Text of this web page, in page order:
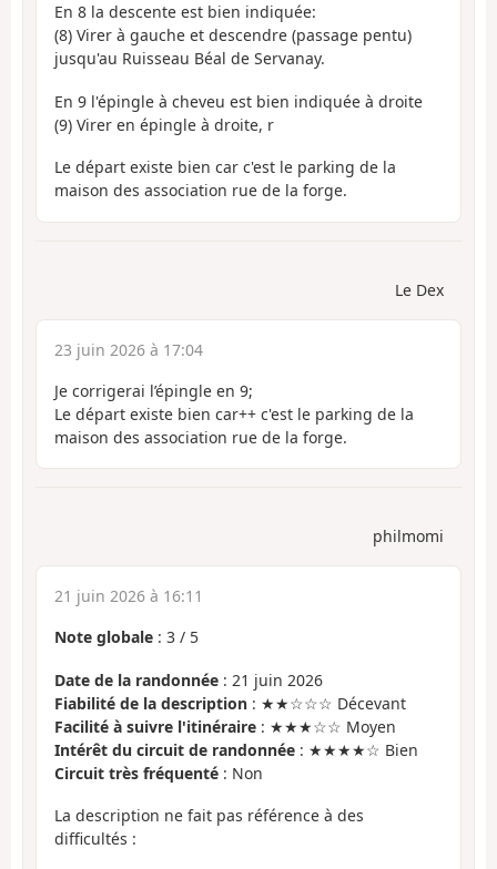
En 8 la descente est bien indiquée:
(8) Virer à gauche et descendre (passage pentu)
jusqu'au Ruisseau Béal de Servanay.
En 9 l'épingle à cheveu est bien indiquée à droite
(9) Virer en épingle à droite, r
Le départ existe bien car c'est le parking de la
maison des association rue de la forge.
Le Dex
23 juin 2026 à 17:04
Je corrigerai l’épingle en 9;
Le départ existe bien car++ c'est le parking de la
maison des association rue de la forge.
philmomi
21 juin 2026 à 16:11
Note globale : 3 / 5
Date de la randonnée : 21 juin 2026
Fiabilité de la description : ★★☆☆☆ Décevant
Facilité à suivre l'itinéraire : ★★★☆☆ Moyen
Intérêt du circuit de randonnée : ★★★★☆ Bien
Circuit très fréquenté : Non
La description ne fait pas référence à des
difficultés :